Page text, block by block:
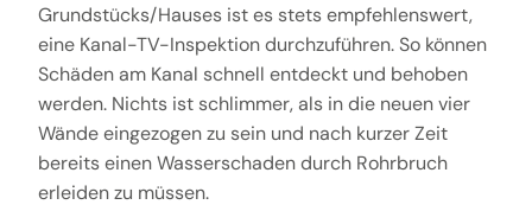
Grundstücks/Hauses ist es stets empfehlenswert,
eine Kanal-TV-Inspektion durchzuführen. So können
Schäden am Kanal schnell entdeckt und behoben
werden. Nichts ist schlimmer, als in die neuen vier
Wände eingezogen zu sein und nach kurzer Zeit
bereits einen Wasserschaden durch Rohrbruch
erleiden zu müssen.